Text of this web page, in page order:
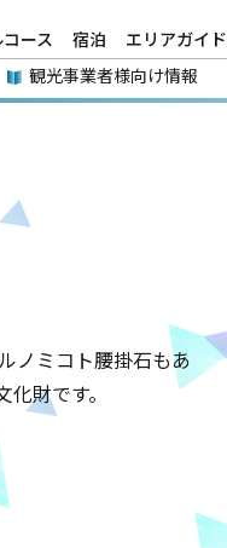
ース 宿泊
エリアガイド
観光事業者様向け情報
ノミコト腰掛石もあ
財です。